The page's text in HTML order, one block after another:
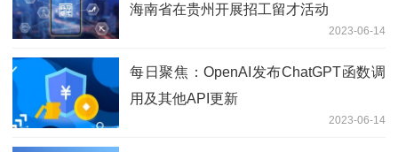
海南省在贵州开展招工留才活动
2023-06-14
每日聚焦：OpenAI发布ChatGPT函数调
用及其他API更新
2023-06-14